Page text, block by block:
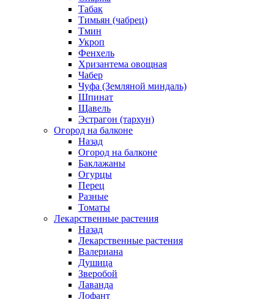
Табак
Тимьян (чабрец)
Тмин
Укроп
Фенхель
Хризантема овощная
Чабер
Чуфа (Земляной миндаль)
Шпинат
Щавель
Эстрагон (тархун)
Огород на балконе
Назад
Огород на балконе
Баклажаны
Огурцы
Перец
Разные
Томаты
Лекарственные растения
Назад
Лекарственные растения
Валериана
Душица
Зверобой
Лаванда
Лофант